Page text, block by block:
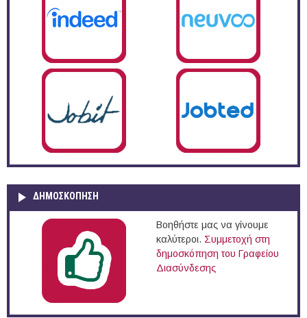
ΔΗΜΟΣΚΌΠΗΣΗ
Βοηθήστε μας να γίνουμε
καλύτεροι. Συμμετοχή στη
δημοσκόπηση του Γραφείου
Διασύνδεσης